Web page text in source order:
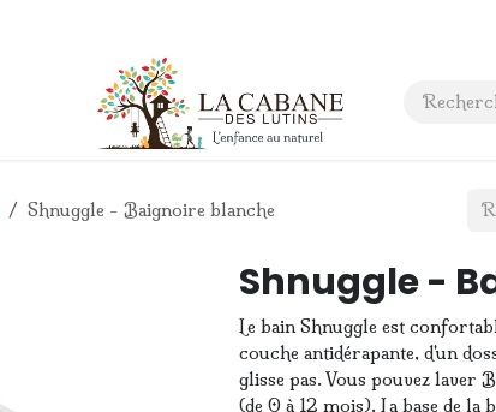
Contact
Shnuggle - Baignoire blanche
Shnuggle -
Le bain Shnuggle est
couche antidérapante, d'un
glisse pas. Vous pouvez laver
(de 0 à 12 mois). La base de